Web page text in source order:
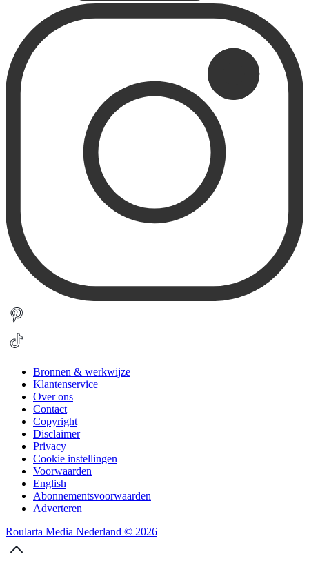
Bronnen & werkwijze
Klantenservice
Over ons
Contact
Copyright
Disclaimer
Privacy
Cookie instellingen
Voorwaarden
English
Abonnementsvoorwaarden
Adverteren
Roularta Media Nederland © 2026